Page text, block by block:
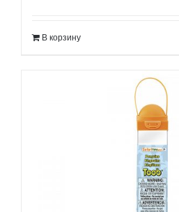
В корзину